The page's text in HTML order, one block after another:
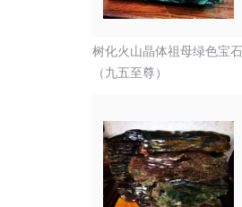
树化火山晶体祖母绿色宝石
（九五至尊）